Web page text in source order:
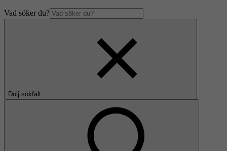
Vad söker du?
Dölj sökfält